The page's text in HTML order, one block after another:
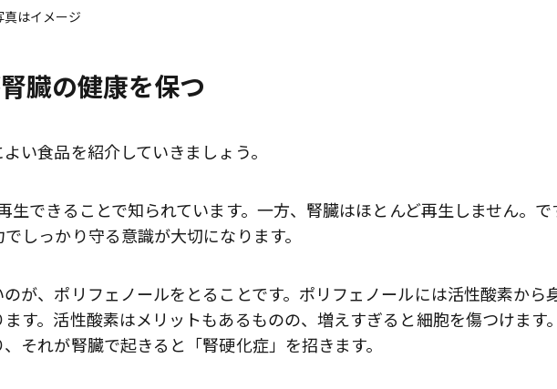
はイメージ
臓の健康を保つ
い食品を紹介していきましょう。
生できることで知られています。一方、腎臓はほとんど再生しません。で
しっかり守る意識が大切になります。
が、ポリフェノールをとることです。ポリフェノールには活性酸素から
す。活性酸素はメリットもあるものの、増えすぎると細胞を傷つけます
それが腎臓で起きると「腎硬化症」を招きます。